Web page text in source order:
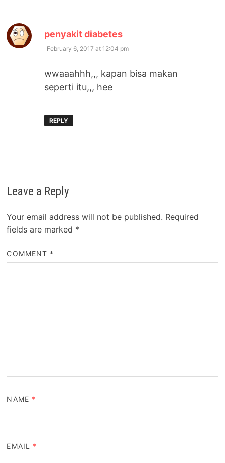
penyakit diabetes
February 6, 2017 at 12:04 pm
wwaaahhh,,, kapan bisa makan
seperti itu,,, hee
REPLY
Leave a Reply
Your email address will not be published. Required
fields are marked *
COMMENT *
NAME *
EMAIL *